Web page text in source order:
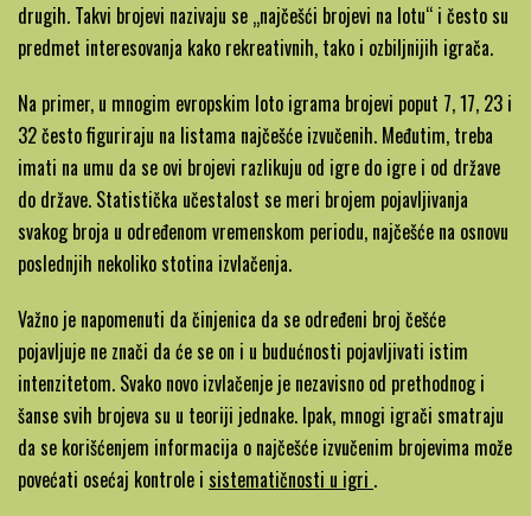
drugih. Takvi brojevi nazivaju se „najčešći brojevi na lotu“ i često su
predmet interesovanja kako rekreativnih, tako i ozbiljnijih igrača.
Na primer, u mnogim evropskim loto igrama brojevi poput 7, 17, 23 i
32 često figuriraju na listama najčešće izvučenih. Međutim, treba
imati na umu da se ovi brojevi razlikuju od igre do igre i od države
do države. Statistička učestalost se meri brojem pojavljivanja
svakog broja u određenom vremenskom periodu, najčešće na osnovu
poslednjih nekoliko stotina izvlačenja.
Važno je napomenuti da činjenica da se određeni broj češće
pojavljuje ne znači da će se on i u budućnosti pojavljivati istim
intenzitetom. Svako novo izvlačenje je nezavisno od prethodnog i
šanse svih brojeva su u teoriji jednake. Ipak, mnogi igrači smatraju
da se korišćenjem informacija o najčešće izvučenim brojevima može
povećati osećaj kontrole i sistematičnosti u igri -.